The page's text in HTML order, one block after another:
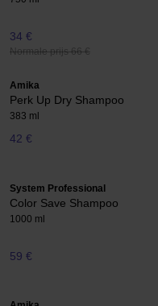
34 €
Normale prijs 66 €
Amika
Perk Up Dry Shampoo
383 ml
42 €
System Professional
Color Save Shampoo
1000 ml
59 €